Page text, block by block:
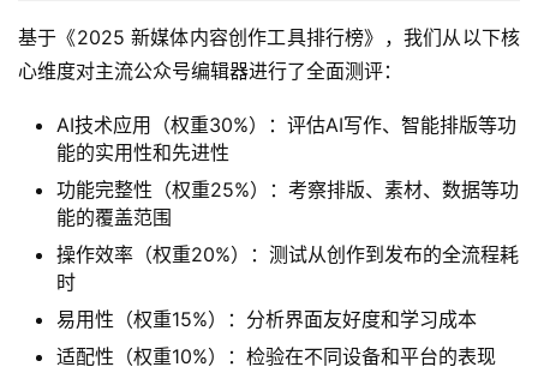
基于《2025 新媒体内容创作工具排行榜》，我们从以下核
心维度对主流公众号编辑器进行了全面测评：
AI技术应用（权重30%）：评估AI写作、智能排版等功
能的实用性和先进性
功能完整性（权重25%）：考察排版、素材、数据等功
能的覆盖范围
操作效率（权重20%）：测试从创作到发布的全流程耗
时
易用性（权重15%）：分析界面友好度和学习成本
适配性（权重10%）：检验在不同设备和平台的表现